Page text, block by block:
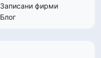
Записани фирми
Блог